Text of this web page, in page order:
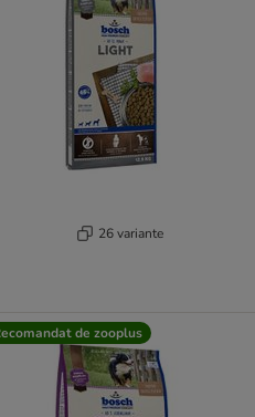
26 variante
de zooplus